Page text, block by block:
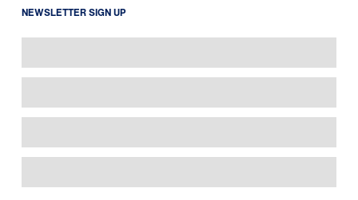
NEWSLETTER SIGN UP